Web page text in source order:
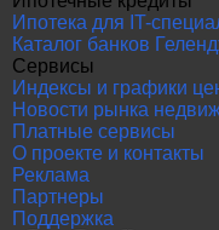
Ипотека для IT-
Каталог банков
Сервисы
Индексы и графики
Новости рынка
Платные сервисы
О проекте и контакты
Реклама
Партнеры
Поддержка